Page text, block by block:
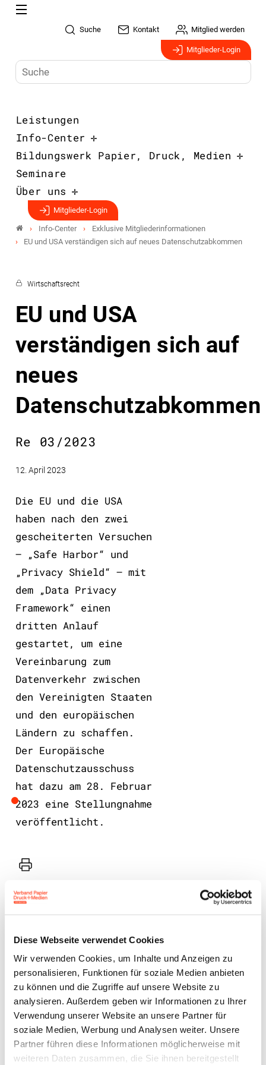
Diese Webseite verwendet Cookies
Wir verwenden Cookies, um Inhalte und Anzeigen zu
personalisieren, Funktionen für soziale Medien anbieten
zu können und die Zugriffe auf unsere Website zu
analysieren. Außerdem geben wir Informationen zu Ihrer
Verwendung unserer Website an unsere Partner für
soziale Medien, Werbung und Analysen weiter. Unsere
Partner führen diese Informationen möglicherweise mit
weiteren Daten zusammen, die Sie ihnen bereitgestellt
Suche Kontakt Mitglied werden
Mitglieder-Login
Leistungen
Info-Center
Bildungswerk Papier, Druck, Medien
Seminare
Über uns
Mitglieder-Login
Info-Center
Exklusive Mitgliederinformationen
EU und USA verständigen sich auf neues Datenschutzabkommen
Wirtschaftsrecht
EU und USA
verständigen sich auf
neues
Datenschutzabkommen
Re 03/2023
12. April 2023
Die EU und die USA
haben nach den zwei
gescheiterten Versuchen
– „Safe Harbor“ und
„Privacy Shield“ – mit
dem „Data Privacy
Framework“ einen
dritten Anlauf
gestartet, um eine
Vereinbarung zum
Datenverkehr zwischen
den Vereinigten Staaten
und den europäischen
Ländern zu schaffen.
Der Europäische
Datenschutzausschuss
hat dazu am 28. Februar
2023 eine Stellungnahme
veröffentlicht.
Drucker
Benutzeranmeldung
Bitte geben Sie Ihren
Benutzernamen und Ihr
Passwort ein, um sich an der